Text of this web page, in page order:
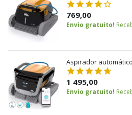
769,00
Envio gratuito!
Aspirador
1 495,00
Envio gratuito!